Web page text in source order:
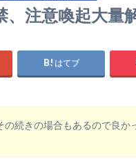
注意喚起大量
はてブ
続きの場合もあるので良か